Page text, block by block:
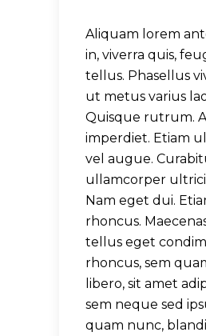
Aliquam lorem
in, viverra quis,
tellus. Phasellus
ut metus varius
Quisque rutrum.
imperdiet. Etiam
vel augue.
ullamcorper
Nam eget dui.
rhoncus.
tellus eget
rhoncus, sem
libero, sit amet
sem neque sed
quam nunc,